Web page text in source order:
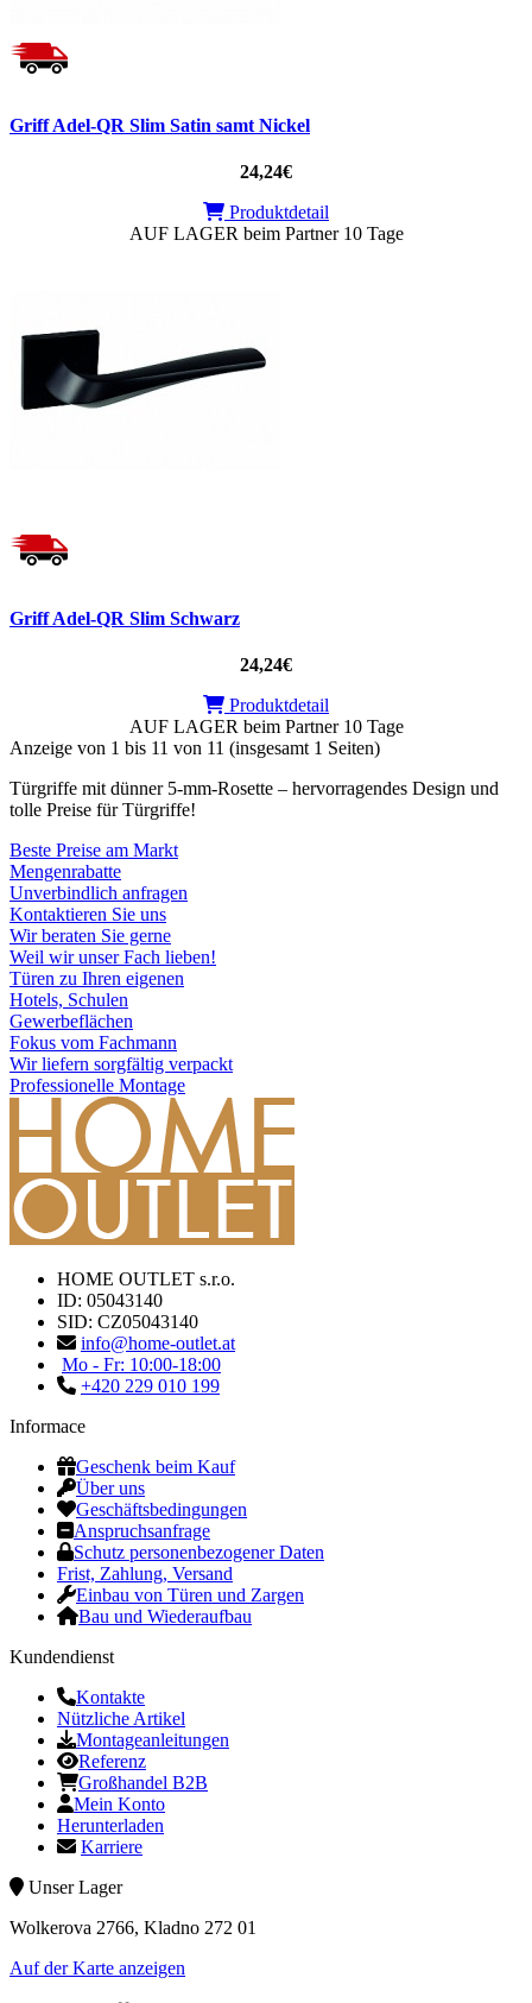
Griff Adel-QR Slim Satin samt Nickel
24,24€
Produktdetail
AUF LAGER beim Partner 10 Tage
Griff Adel-QR Slim Schwarz
24,24€
Produktdetail
AUF LAGER beim Partner 10 Tage
Anzeige von 1 bis 11 von 11 (insgesamt 1 Seiten)
Türgriffe mit dünner 5-mm-Rosette – hervorragendes Design und
tolle Preise für Türgriffe!
Beste Preise am Markt
Mengenrabatte
Unverbindlich anfragen
Kontaktieren Sie uns
Wir beraten Sie gerne
Weil wir unser Fach lieben!
Türen zu Ihren eigenen
Hotels, Schulen
Gewerbeflächen
Fokus vom Fachmann
Wir liefern sorgfältig verpackt
Professionelle Montage
HOME OUTLET s.r.o.
ID: 05043140
SID: CZ05043140
info@home-outlet.at
Mo - Fr: 10:00-18:00
+420 229 010 199
Informace
Geschenk beim Kauf
Über uns
Geschäftsbedingungen
Anspruchsanfrage
Schutz personenbezogener Daten
Frist, Zahlung, Versand
Einbau von Türen und Zargen
Bau und Wiederaufbau
Kundendienst
Kontakte
Nützliche Artikel
Montageanleitungen
Referenz
Großhandel B2B
Mein Konto
Herunterladen
Karriere
Unser Lager
Wolkerova 2766, Kladno 272 01
Auf der Karte anzeigen